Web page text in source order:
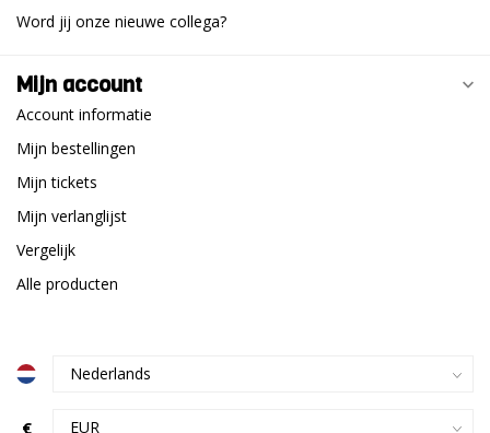
Word jij onze nieuwe collega?
Mijn account
Account informatie
Mijn bestellingen
Mijn tickets
Mijn verlanglijst
Vergelijk
Alle producten
€